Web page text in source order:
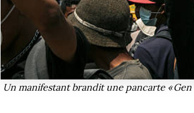
Un manifestant brandit une pancarte «